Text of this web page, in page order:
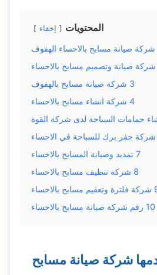
المحتويات إخفاء
شركة صيانة مسابح بالاحساء الهفوف
شركة صيانة وتصميم مسابح بالاحساء
3 شركة صيانة مسابح بالهفوف
4 شركة انشاء مسابح بالاحساء
حمامات السباحة لدى شركة القوة
شركة حفر برك للسباحة في الاحساء
7 تمديد وصيانة المسابح بالاحساء
8 شركة تنظيف مسابح بالاحساء
شركة فلترة وتعقيم مسابح بالاحساء
10 رقم شركة صيانة مسابح بالاحساء
شركة صيانة مسابح